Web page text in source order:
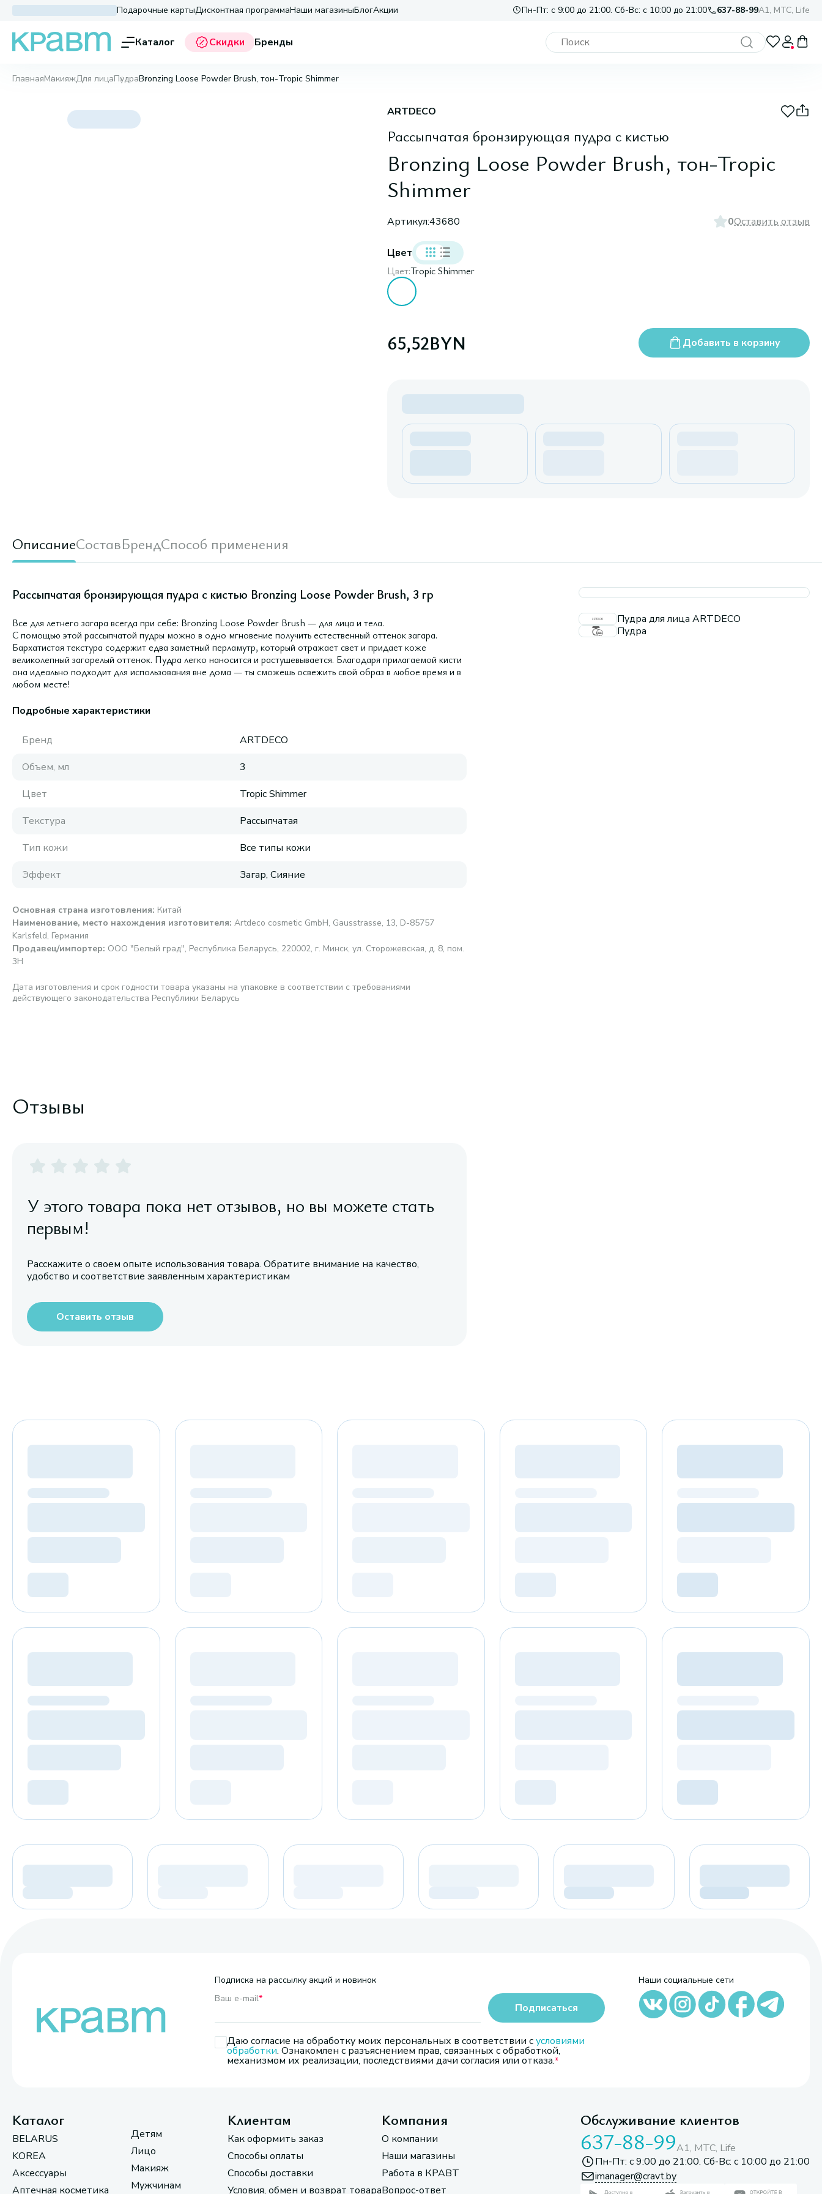
Подарочные картыДисконтная программаНаши магазиныБлогАкции Пн-Пт: с 9:00 до 21:00. Сб-Вс: с 10:00 до 21:00 637-88-99A1, МТС, Life
Каталог Скидки Бренды
ГлавнаяМакияжДля лицаПудраBronzing Loose Powder Brush, тон-Tropic Shimmer
ARTDECO
Рассыпчатая бронзирующая пудра с кистью
Bronzing Loose Powder Brush, тон-Tropic
Shimmer
Артикул:43680 0Оставить отзыв
Цвет
Цвет:Tropic Shimmer
65,52BYN Добавить в корзину
ОписаниеСоставБрендСпособ применения
Рассыпчатая бронзирующая пудра с кистью Bronzing Loose Powder Brush, 3 гр
Все для летнего загара всегда при себе: Bronzing Loose Powder Brush — для лица и тела.
С помощью этой рассыпчатой пудры можно в одно мгновение получить естественный оттенок загара.
Бархатистая текстура содержит едва заметный перламутр, который отражает свет и придает коже
великолепный загорелый оттенок. Пудра легко наносится и растушевывается. Благодаря прилагаемой кисти
она идеально подходит для использования вне дома — ты сможешь освежить свой образ в любое время и в
любом месте!
Подробные характеристики
Бренд
ARTDECO
Объем, мл
3
Цвет
Tropic Shimmer
Текстура
Рассыпчатая
Тип кожи
Все типы кожи
Эффект
Загар, Сияние
Основная страна изготовления: Китай
Наименование, место нахождения изготовителя: Artdeco cosmetic GmbH, Gausstrasse, 13, D-85757
Karlsfeld, Германия
Продавец/импортер: ООО "Белый град", Республика Беларусь, 220002, г. Минск, ул. Сторожевская, д. 8, пом.
3Н
Дата изготовления и срок годности товара указаны на упаковке в соответствии с требованиями
действующего законодательства Республики Беларусь
Пудра для лица ARTDECO
Пудра
Отзывы
У этого товара пока нет отзывов, но вы можете стать
первым!
Расскажите о своем опыте использования товара. Обратите внимание на качество,
удобство и соответствие заявленным характеристикам
Оставить отзыв
Подписка на рассылку акций и новинок
Ваш e-mail*
Даю согласие на обработку моих персональных в соответствии сусловиями
обработки. Ознакомлен с разъяснением прав, связанных с обработкой,
механизмом их реализации, последствиями дачи согласия или отказа.
Подписаться
Наши социальные сети
Каталог
BELARUS
KOREA
Аксессуары
Аптечная косметика
Детям
Лицо
Макияж
Мужчинам
Клиентам
Как оформить заказ
Способы оплаты
Способы доставки
Условия, обмен и возврат товара
Компания
О компании
Наши магазины
Работа в КРАВТ
Вопрос-ответ
Обслуживание клиентов
637-88-99A1, МТС, Life
Пн-Пт: с 9:00 до 21:00. Сб-Вс: с 10:00 до 21:00
imanager@cravt.by